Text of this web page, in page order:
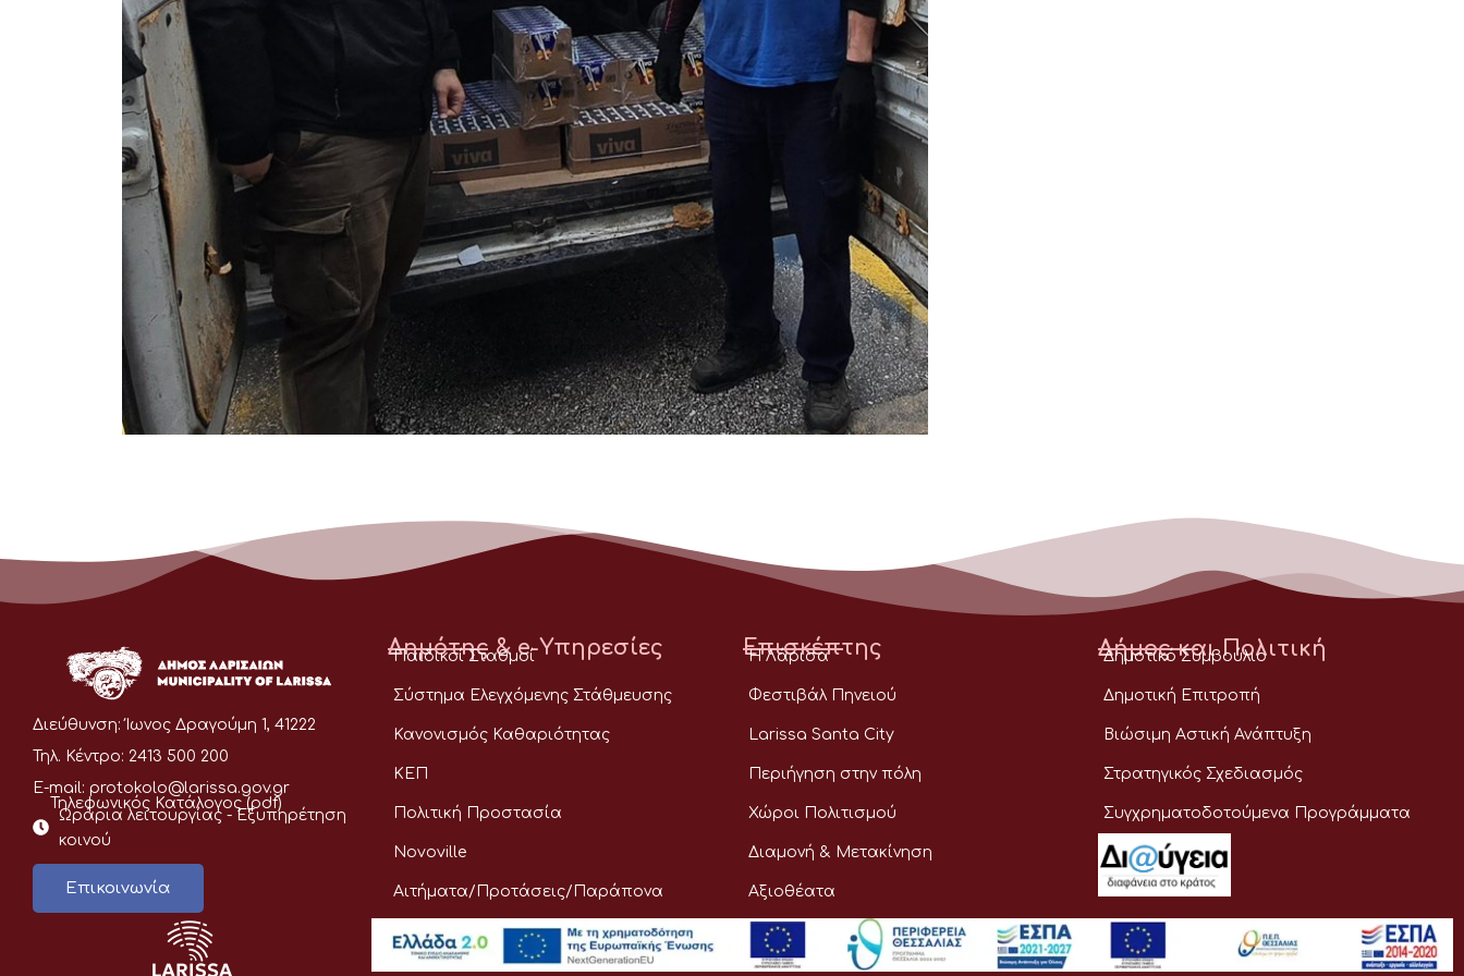
Διεύθυνση: Ίωνος Δραγούμη 1, 41222
Τηλ. Κέντρο: 2413 500 200
E-mail: protokolo@larissa.gov.gr
Τηλεφωνικός Κατάλογος (pdf)
Ωράρια λειτουργίας - Eξυπηρέτηση
κοινού
Επικοινωνία
Δημότης & e-Υπηρεσίες
Παιδικοί Σταθμοί
Σύστημα Ελεγχόμενης Στάθμευσης
Κανονισμός Καθαριότητας
ΚΕΠ
Πολιτική Προστασία
Novoville
Αιτήματα/Προτάσεις/Παράπονα
Επισκέπτης
Η Λάρισα
Φεστιβάλ Πηνειού
Larissa Santa City
Περιήγηση στην πόλη
Χώροι Πολιτισμού
Διαμονή & Μετακίνηση
Αξιοθέατα
Δήμος και Πολιτική
Δημοτικό Συμβούλιο
Δημοτική Επιτροπή
Βιώσιμη Αστική Ανάπτυξη
Στρατηγικός Σχεδιασμός
Συγχρηματοδοτούμενα Προγράμματα